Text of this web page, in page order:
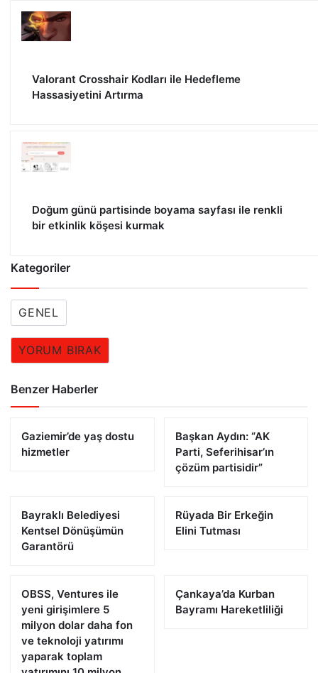
Valorant Crosshair Kodları ile Hedefleme
Hassasiyetini Artırma
Doğum günü partisinde boyama sayfası ile renkli
bir etkinlik köşesi kurmak
Kategoriler
GENEL
YORUM BIRAK
Benzer Haberler
Gaziemir’de yaş dostu
hizmetler
Başkan Aydın: “AK
Parti, Seferihisar’ın
çözüm partisidir”
Bayraklı Belediyesi
Kentsel Dönüşümün
Garantörü
Rüyada Bir Erkeğin
Elini Tutması
OBSS, Ventures ile
yeni girişimlere 5
milyon dolar daha fon
ve teknoloji yatırımı
yaparak toplam
Çankaya’da Kurban
Bayramı Hareketliliği